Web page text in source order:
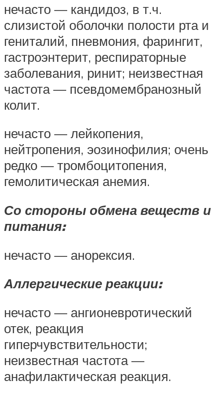
нечасто — кандидоз, в т.ч.
слизистой оболочки полости рта и
гениталий, пневмония, фарингит,
гастроэнтерит, респираторные
заболевания, ринит; неизвестная
частота — псевдомембранозный
колит.
нечасто — лейкопения,
нейтропения, эозинофилия; очень
редко — тромбоцитопения,
гемолитическая анемия.
Со стороны обмена веществ и
питания:
нечасто — анорексия.
Аллергические реакции:
нечасто — ангионевротический
отек, реакция
гиперчувствительности;
неизвестная частота —
анафилактическая реакция.